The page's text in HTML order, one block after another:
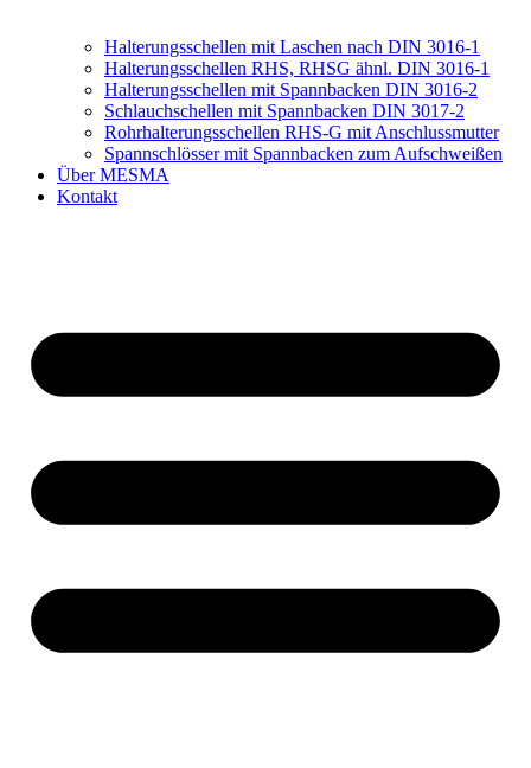
Halterungsschellen mit Laschen nach DIN 3016-1
Halterungsschellen RHS, RHSG ähnl. DIN 3016-1
Halterungsschellen mit Spannbacken DIN 3016-2
Schlauchschellen mit Spannbacken DIN 3017-2
Rohrhalterungsschellen RHS-G mit Anschlussmutter
Spannschlösser mit Spannbacken zum Aufschweißen
Über MESMA
Kontakt